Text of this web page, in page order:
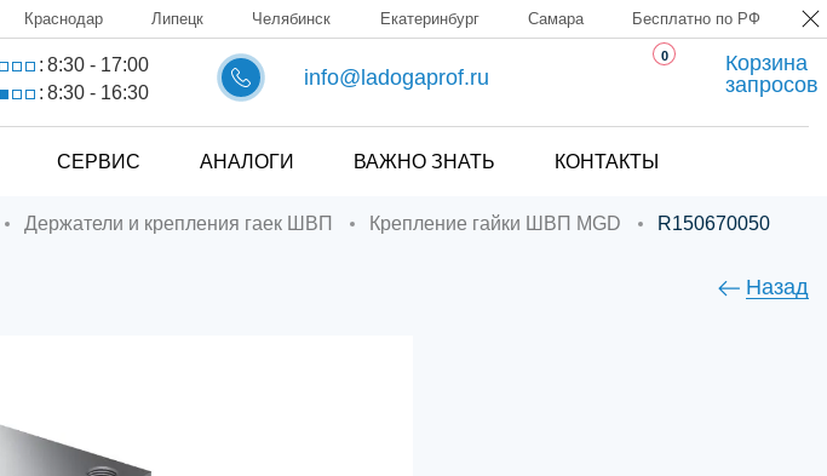
Краснодар Липецк Челябинск Екатеринбург Самара Бесплатно по РФ
: 8:30 - 17:00
: 8:30 - 16:30
info@ladogaprof.ru
0
Корзина
запросов
СЕРВИС АНАЛОГИ ВАЖНО ЗНАТЬ КОНТАКТЫ
Держатели и крепления гаек ШВП Крепление гайки ШВП MGD R150670050
Назад